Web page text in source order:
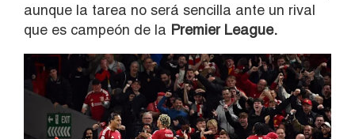
aunque la tarea no será sencilla ante un rival
que es campeón de la Premier League.